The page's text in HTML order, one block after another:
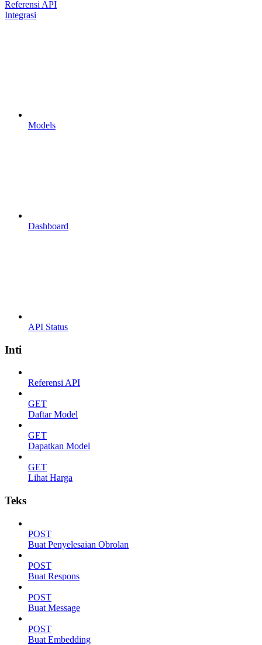
Referensi API
Integrasi
Models
Dashboard
API Status
Inti
Referensi API
GET
Daftar Model
GET
Dapatkan Model
GET
Lihat Harga
Teks
POST
Buat Penyelesaian Obrolan
POST
Buat Respons
POST
Buat Message
POST
Buat Embedding